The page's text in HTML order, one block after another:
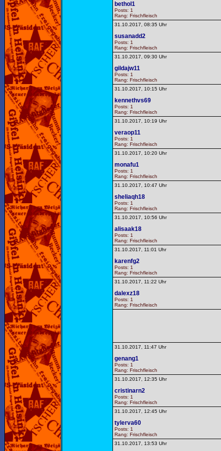
bethol1
Posts: 1
Rang: Frischfleisch
31.10.2017, 08:35 Uhr
susanadd2
Posts: 1
Rang: Frischfleisch
31.10.2017, 09:30 Uhr
gildajw11
Posts: 1
Rang: Frischfleisch
31.10.2017, 10:15 Uhr
kennethvs69
Posts: 1
Rang: Frischfleisch
31.10.2017, 10:19 Uhr
veraop11
Posts: 1
Rang: Frischfleisch
31.10.2017, 10:20 Uhr
monafu1
Posts: 1
Rang: Frischfleisch
31.10.2017, 10:47 Uhr
sheliaqh18
Posts: 1
Rang: Frischfleisch
31.10.2017, 10:56 Uhr
alisaak18
Posts: 1
Rang: Frischfleisch
31.10.2017, 11:01 Uhr
karenfg2
Posts: 1
Rang: Frischfleisch
31.10.2017, 11:22 Uhr
dalexz18
Posts: 1
Rang: Frischfleisch
31.10.2017, 11:47 Uhr
genang1
Posts: 1
Rang: Frischfleisch
31.10.2017, 12:35 Uhr
cristinarn2
Posts: 1
Rang: Frischfleisch
31.10.2017, 12:45 Uhr
tylerva60
Posts: 1
Rang: Frischfleisch
31.10.2017, 13:53 Uhr